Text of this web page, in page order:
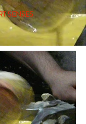
SENSES